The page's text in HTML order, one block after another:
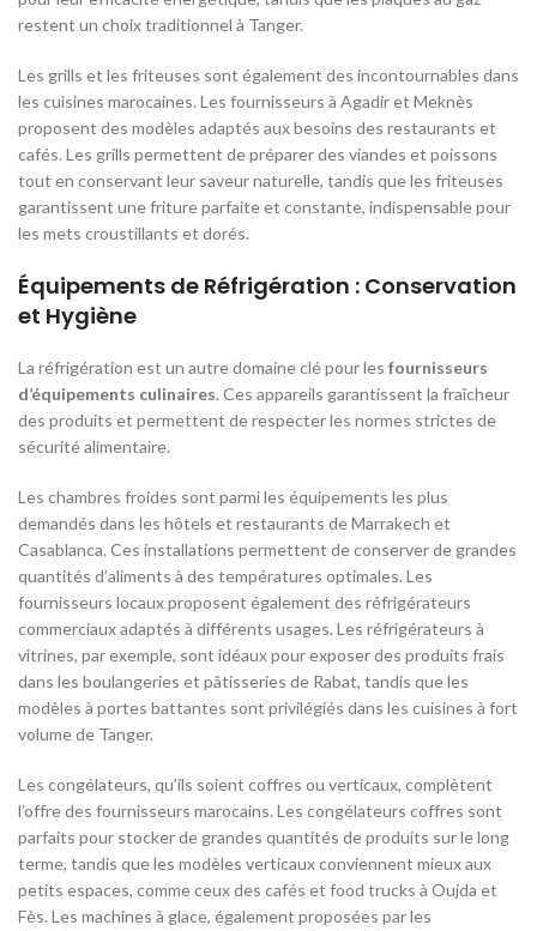
restent un choix traditionnel à Tanger.
Les grills et les friteuses sont également des incontournables dans
les cuisines marocaines. Les fournisseurs à Agadir et Meknès
proposent des modèles adaptés aux besoins des restaurants et
cafés. Les grills permettent de préparer des viandes et poissons
tout en conservant leur saveur naturelle, tandis que les friteuses
garantissent une friture parfaite et constante, indispensable pour
les mets croustillants et dorés.
Équipements de Réfrigération : Conservation
et Hygiène
La réfrigération est un autre domaine clé pour les fournisseurs
d’équipements culinaires. Ces appareils garantissent la fraîcheur
des produits et permettent de respecter les normes strictes de
sécurité alimentaire.
Les chambres froides sont parmi les équipements les plus
demandés dans les hôtels et restaurants de Marrakech et
Casablanca. Ces installations permettent de conserver de grandes
quantités d’aliments à des températures optimales. Les
fournisseurs locaux proposent également des réfrigérateurs
commerciaux adaptés à différents usages. Les réfrigérateurs à
vitrines, par exemple, sont idéaux pour exposer des produits frais
dans les boulangeries et pâtisseries de Rabat, tandis que les
modèles à portes battantes sont privilégiés dans les cuisines à fort
volume de Tanger.
Les congélateurs, qu’ils soient coffres ou verticaux, complètent
l’offre des fournisseurs marocains. Les congélateurs coffres sont
parfaits pour stocker de grandes quantités de produits sur le long
terme, tandis que les modèles verticaux conviennent mieux aux
petits espaces, comme ceux des cafés et food trucks à Oujda et
Fès. Les machines à glace, également proposées par les